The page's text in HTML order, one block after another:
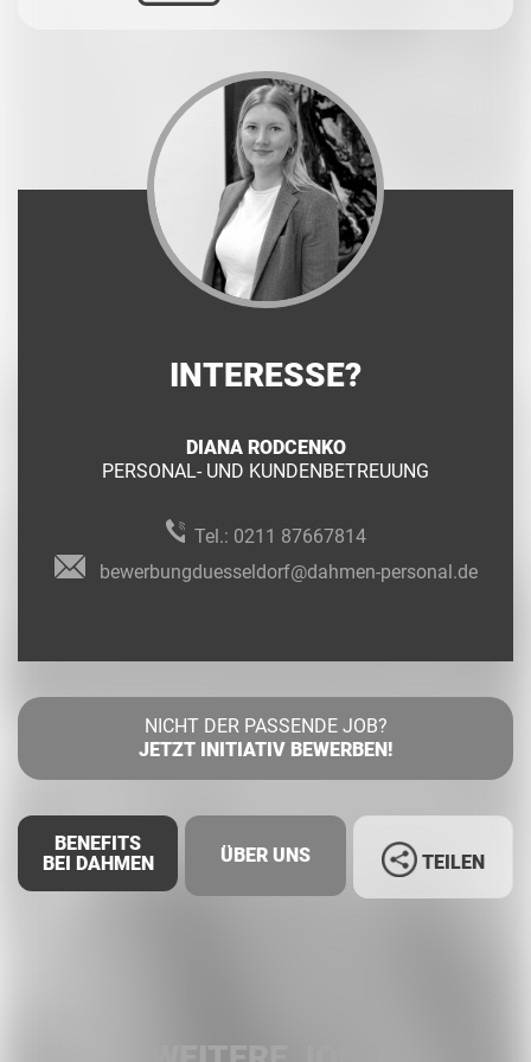
INTERESSE?
DIANA RODCENKO
PERSONAL- UND KUNDENBETREUUNG
Tel.: 0211 87667814
bewerbungduesseldorf@dahmen-personal.de
NICHT DER PASSENDE JOB?
JETZT INITIATIV BEWERBEN!
BENEFITS
BEI DAHMEN
ÜBER UNS TEILEN